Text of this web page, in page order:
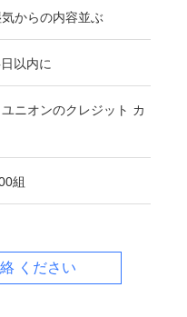
からの内容並ぶ
以内に
ニオンのクレジット カ
組
ください